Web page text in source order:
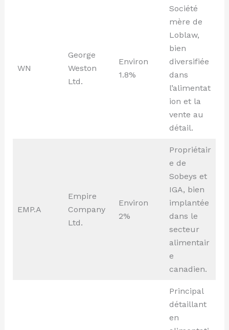
WN
George
Weston
Ltd.
Environ
1.8%
Société
mère de
Loblaw,
bien
diversifiée
dans
l’alimentat
ion et la
vente au
détail.
EMP.A
Empire
Company
Ltd.
Environ
2%
Propriétair
e de
Sobeys et
IGA, bien
implantée
dans le
secteur
alimentair
e
canadien.
Principal
détaillant
en